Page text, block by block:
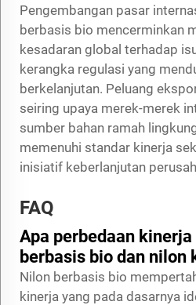
Pengembangan pasar
berbasis bio mencerminkan
kesadaran global terhadap
kerangka regulasi yang
berkelanjutan. Peluang
seiring upaya merek-merek
sumber bahan ramah
memenuhi standar kinerja
inisiatif keberlanjutan
FAQ
Apa perbedaan
berbasis bio dan nilon
Nilon berbasis bio
kinerja yang pada dasarnya